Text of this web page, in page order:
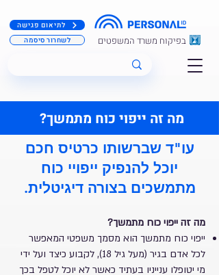
לתיאום פגישה
לשחרור סיסמה
בפיקוח משרד המשפטים
מה זה ייפוי כוח מתמשך?​
עו"ד שברשותו כרטיס חכם
יוכל להנפיק ייפויי כוח
מתמשכים בצורה דיגיטלית.
מה זה ייפוי כוח מתמשך?​
ייפוי כוח מתמשך הוא מסמך משפטי המאפשר
לכל אדם בגיר (מעל גיל 18), לקבוע כיצד ועל ידי
מי יטופלו ענייניו בעתיד כאשר לא יוכל לטפל בכך